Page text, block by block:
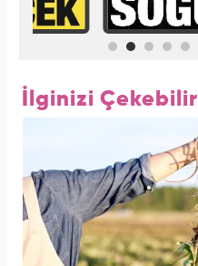
İlginizi Çekebilir